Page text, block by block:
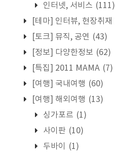
인터넷, 서비스 (111)
[테마] 인터뷰, 현장취재
[토크] 뮤직, 공연 (43)
[정보] 다양한정보 (62)
[특집] 2011 MAMA (7)
[여행] 국내여행 (60)
[여행] 해외여행 (13)
싱가포르 (1)
사이판 (10)
두바이
(1)